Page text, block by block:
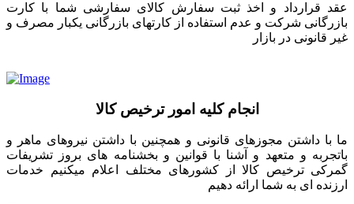
عقد قرارداد و اخذ ثبت سفارش کالای سفارشی شما با کارت
بازرگانی شرکت و عدم استفاده از کارتهای بازرگانی یکبار مصرف و
غیر قانونی در بازار
انجام کلیه امور ترخیص کالا
ما با داشتن مجوزهای قانونی و همچنین با داشتن نیروهای ماهر و
باتجربه و متعهد و آشنا با قوانین و بخشنامه های بروز تشریفات
گمرکی ترخیص کالا از کشورهای مختلف اعلام میکنیم خدمات
ارزنده ای به شما ارائه دهیم